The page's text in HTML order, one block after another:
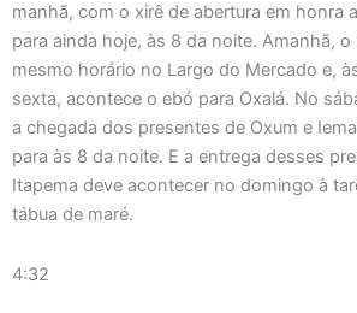
manhã, com o xirê de abertura em honra
para ainda hoje, às 8 da noite. Amanhã,
mesmo horário no Largo do Mercado e,
sexta, acontece o ebó para Oxalá. No
a chegada dos presentes de Oxum e
para às 8 da noite. E a entrega desses
Itapema deve acontecer no domingo à
tábua de maré.
4:32